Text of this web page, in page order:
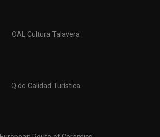
OAL Cultura Talavera
Q de Calidad Turística